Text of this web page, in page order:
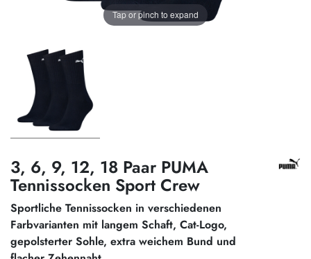
Tap or pinch to expand
3, 6, 9, 12, 18 Paar PUMA
Tennissocken Sport Crew
Sportliche Tennissocken in verschiedenen
Farbvarianten mit langem Schaft, Cat-Logo,
gepolsterter Sohle, extra weichem Bund und